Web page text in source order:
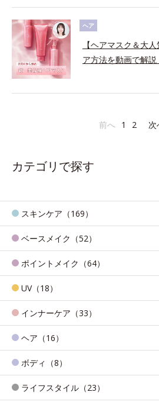
ヘア
【ヘアマスク＆大
ア方法を動画で解説
前へ 1 2 次
カテゴリで探す
スキンケア（169）
ベースメイク（52）
ポイントメイク（64）
UV（18）
インナーケア（33）
ヘア（16）
ボディ（8）
ライフスタイル（23）